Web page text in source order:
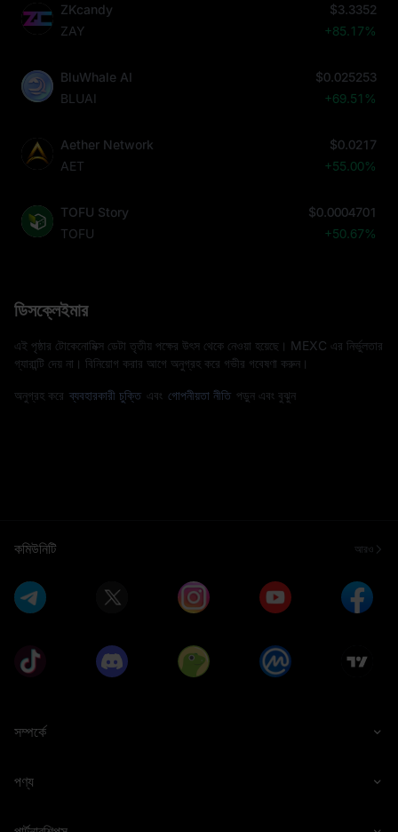
ZKcandy
ZAY
$3.3352
+85.17%
BluWhale AI
BLUAI
$0.025253
+69.51%
Aether Network
AET
$0.0217
+55.00%
TOFU Story
TOFU
$0.0004701
+50.67%
ডিসক্লেইমার
এই পৃষ্ঠার টোকেনোমিক্স ডেটা তৃতীয় পক্ষের উৎস থেকে নেওয়া হয়েছে। MEXC এর নির্ভুলতার
গ্যারান্টি দেয় না। বিনিয়োগ করার আগে অনুগ্রহ করে গভীর গবেষণা করুন।
অনুগ্রহ করে ব্যবহারকারী চুক্তি এবং গোপনীয়তা নীতি পড়ুন এবং বুঝুন
কমিউনিটি আরও
সম্পর্কে
পণ্য